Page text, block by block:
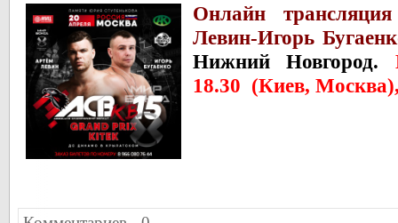
Онлайн
Левин-Игорь
Нижний Новгород.
18.30 (Киев,